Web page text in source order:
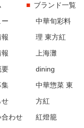
ー
要
集
せ
合わせ
ブランド一覧
中華旬彩料
理 東方紅
上海灘
dining
中華惣菜 東
方紅
紅燈籠